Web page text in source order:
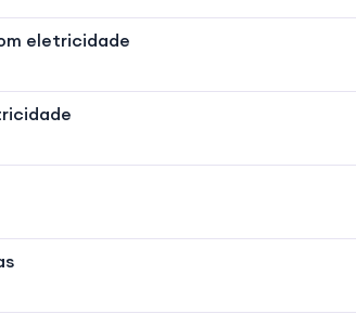
eletricidade